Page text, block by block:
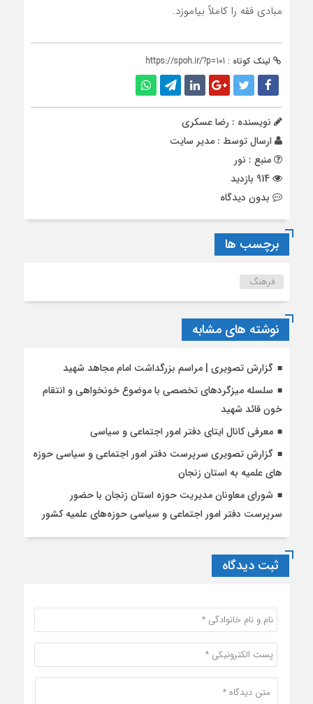
مبادی فقه را کاملاً بیاموزد.
لینک کوتاه : https://spoh.ir/?p=101
نویسنده : رضا عسکری
ارسال توسط : مدیر سایت
منبع : نور
بدون دیدگاه
برچسب ها
فرهنگ
نوشته های مشابه
گزارش تصویری | مراسم بزرگداشت امام مجاهد شهید
سلسله میزگردهای تخصصی با موضوع خونخواهی و انتقام
خون قائد شهید
معرفی کانال ایتای دفتر امور اجتماعی و سیاسی
گزارش تصویری سرپرست دفتر امور اجتماعی و سیاسی حوزه
های علمیه به استان زنجان
شورای معاونان مدیریت حوزه استان زنجان با حضور
سرپرست دفتر امور اجتماعی و سیاسی حوزه‌های علمیه کشور
ثبت دیدگاه